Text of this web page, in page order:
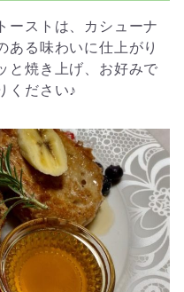
ーストは、カシューナ
ある味わいに仕上がり
と焼き上げ、お好みで
ください♪